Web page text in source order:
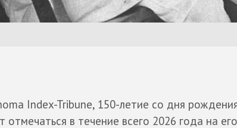
Index-Tribune, 150-летие со дня
отмечаться в течение всего 2026 года на